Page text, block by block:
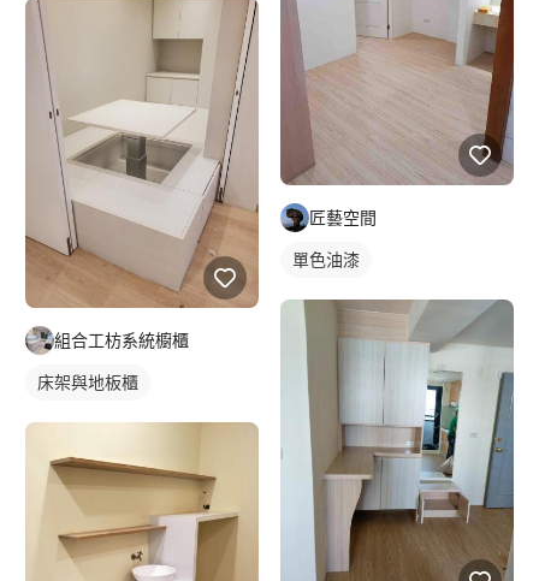
組合工枋系統櫥櫃
床架與地板櫃
匠藝空間
單色油漆